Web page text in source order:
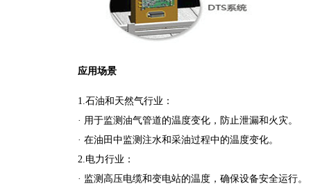
应用场景
1.石油和天然气行业：
· 用于监测油气管道的温度变化，防止泄漏和火灾。
· 在油田中监测注水和采油过程中的温度变化。
2.电力行业：
· 监测高压电缆和变电站的温度，确保设备安全运行。